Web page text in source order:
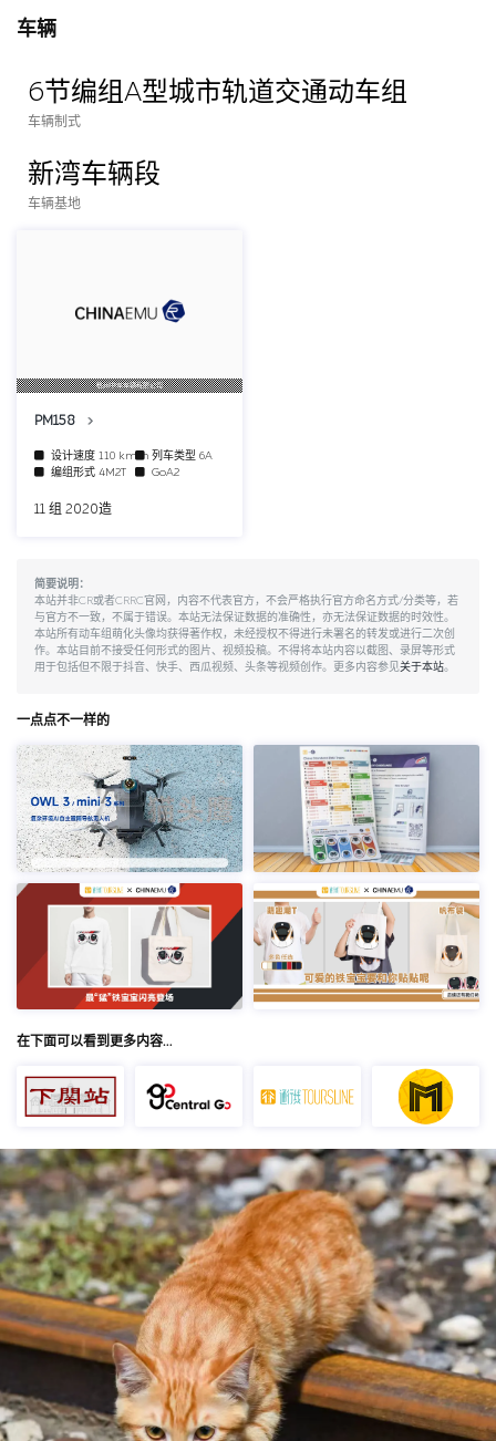
车辆
6节编组A型城市轨道交通动车组
车辆制式
新湾车辆段
车辆基地
杭州中车车辆有限公司
PM158
设计速度 110 km/h列车类型 6A
编组形式 4M2T GoA2
11 组 2020造
简要说明：
本站并非CR或者CRRC官网，内容不代表官方，不会严格执行官方命名方式/分类等，若
与官方不一致，不属于错误。本站无法保证数据的准确性，亦无法保证数据的时效性。
本站所有动车组萌化头像均获得著作权，未经授权不得进行未署名的转发或进行二次创
作。本站目前不接受任何形式的图片、视频投稿。不得将本站内容以截图、录屏等形式
用于包括但不限于抖音、快手、西瓜视频、头条等视频创作。更多内容参见关于本站。
一点点不一样的
在下面可以看到更多内容…